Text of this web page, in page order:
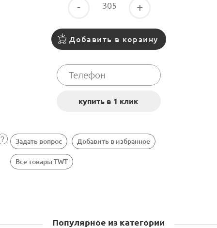
- +
Добавить в корзину
Задать вопрос Добавить в избранное
Все товары TWT
Популярное из категории